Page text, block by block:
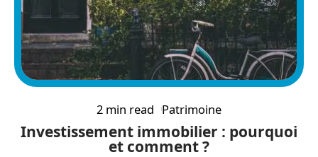
2 min read Patrimoine
Investissement immobilier : pourquoi
et comment ?